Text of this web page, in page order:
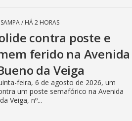
/ HÁ 2 HORAS
contra poste e
ferido na Avenida
da Veiga
feira, 6 de agosto de 2026, um
um poste semafórico na Avenida
Veiga, nº...